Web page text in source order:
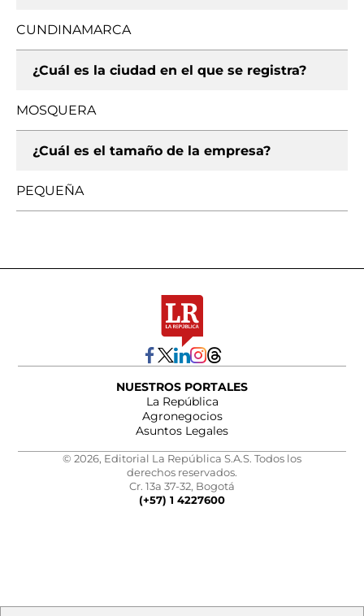
CUNDINAMARCA
¿Cuál es la ciudad en el que se registra?
MOSQUERA
¿Cuál es el tamaño de la empresa?
PEQUEÑA
NUESTROS PORTALES
La República
Agronegocios
Asuntos Legales
© 2026, Editorial La República S.A.S. Todos los
derechos reservados.
Cr. 13a 37-32, Bogotá
(+57) 1 4227600